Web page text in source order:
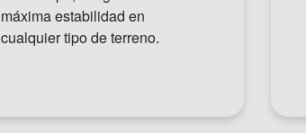
máxima estabilidad en
cualquier tipo de terreno.